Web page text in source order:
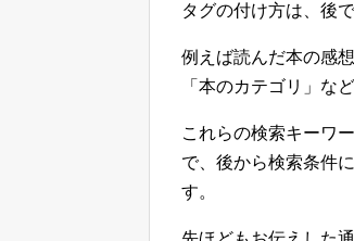
タグの付け方は、後
例えば読んだ本の感
「本のカテゴリ」など
これらの検索キーワ
で、後から検索条件
す。